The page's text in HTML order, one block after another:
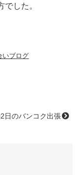
した。
いブログ
のバンコク出張